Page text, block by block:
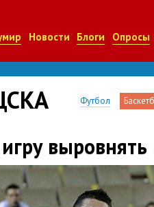
Новости Блоги Опросы
Футбол